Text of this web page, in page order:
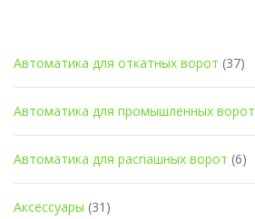
Автоматика для откатных ворот (37)
Автоматика для промышленных ворот
Автоматика для распашных ворот (6)
Аксессуары (31)